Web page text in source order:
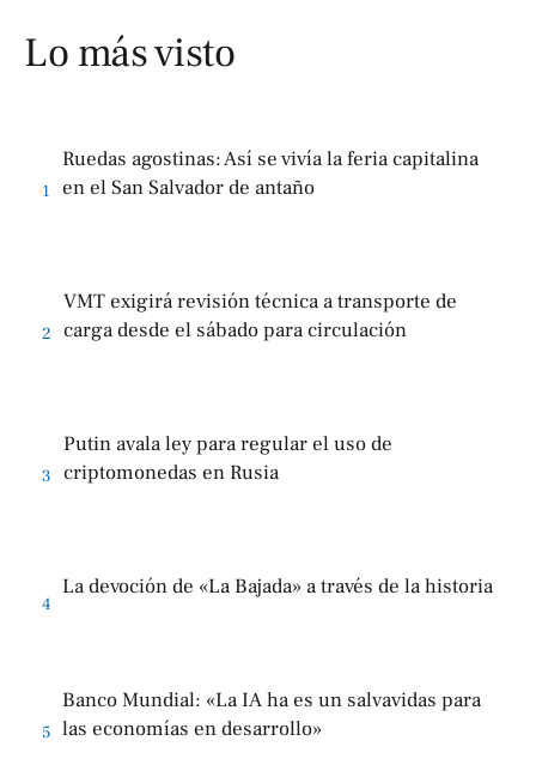
Lo más visto
1
Ruedas agostinas: Así se vivía la feria capitalina
en el San Salvador de antaño
2
VMT exigirá revisión técnica a transporte de
carga desde el sábado para circulación
3
Putin avala ley para regular el uso de
criptomonedas en Rusia
4
La devoción de «La Bajada» a través de la historia
5
Banco Mundial: «La IA ha es un salvavidas para
las economías en desarrollo»